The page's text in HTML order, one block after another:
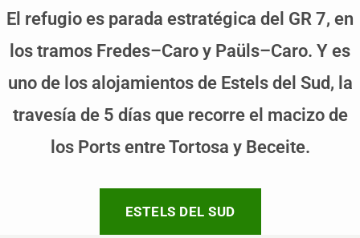
El refugio es parada estratégica del GR 7, en
los tramos Fredes–Caro y Paüls–Caro. Y es
uno de los alojamientos de Estels del Sud, la
travesía de 5 días que recorre el macizo de
los Ports entre Tortosa y Beceite.
ESTELS DEL SUD